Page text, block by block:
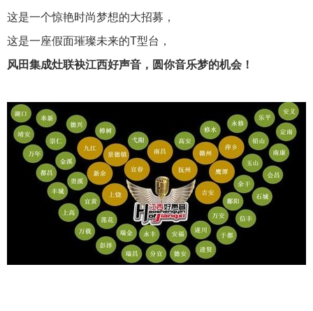
这是一个惊艳时尚梦想的大招募，
这是一座假面璀璨未来的T型台，
风田集成灶联袂江西好声音， 圆你音乐梦的机会！